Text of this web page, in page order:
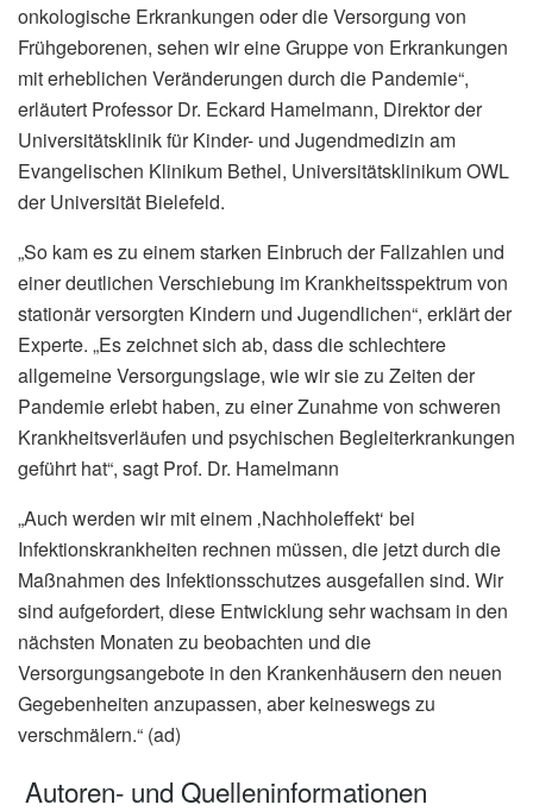
onkologische Erkrankungen oder die Versorgung von
Frühgeborenen, sehen wir eine Gruppe von Erkrankungen
mit erheblichen Veränderungen durch die Pandemie“,
erläutert Professor Dr. Eckard Hamelmann, Direktor der
Universitätsklinik für Kinder- und Jugendmedizin am
Evangelischen Klinikum Bethel, Universitätsklinikum OWL
der Universität Bielefeld.
„So kam es zu einem starken Einbruch der Fallzahlen und
einer deutlichen Verschiebung im Krankheitsspektrum von
stationär versorgten Kindern und Jugendlichen“, erklärt der
Experte. „Es zeichnet sich ab, dass die schlechtere
allgemeine Versorgungslage, wie wir sie zu Zeiten der
Pandemie erlebt haben, zu einer Zunahme von schweren
Krankheitsverläufen und psychischen Begleiterkrankungen
geführt hat“, sagt Prof. Dr. Hamelmann
„Auch werden wir mit einem ‚Nachholeffekt‘ bei
Infektionskrankheiten rechnen müssen, die jetzt durch die
Maßnahmen des Infektionsschutzes ausgefallen sind. Wir
sind aufgefordert, diese Entwicklung sehr wachsam in den
nächsten Monaten zu beobachten und die
Versorgungsangebote in den Krankenhäusern den neuen
Gegebenheiten anzupassen, aber keineswegs zu
verschmälern.“ (ad)
Autoren- und Quelleninformationen